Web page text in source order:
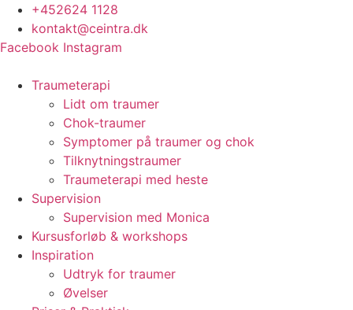
Videre
indhold
+452624 1128
kontakt@ceintra.dk
Facebook Instagram
Traumeterapi
Lidt om traumer
Chok-traumer
Symptomer på traumer og chok
Tilknytningstraumer
Traumeterapi med heste
Supervision
Supervision med Monica
Kursusforløb & workshops
Inspiration
Udtryk for traumer
Øvelser